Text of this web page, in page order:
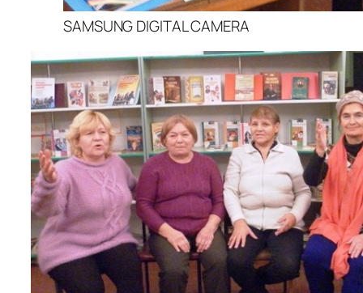
SAMSUNG DIGITAL CAMERA